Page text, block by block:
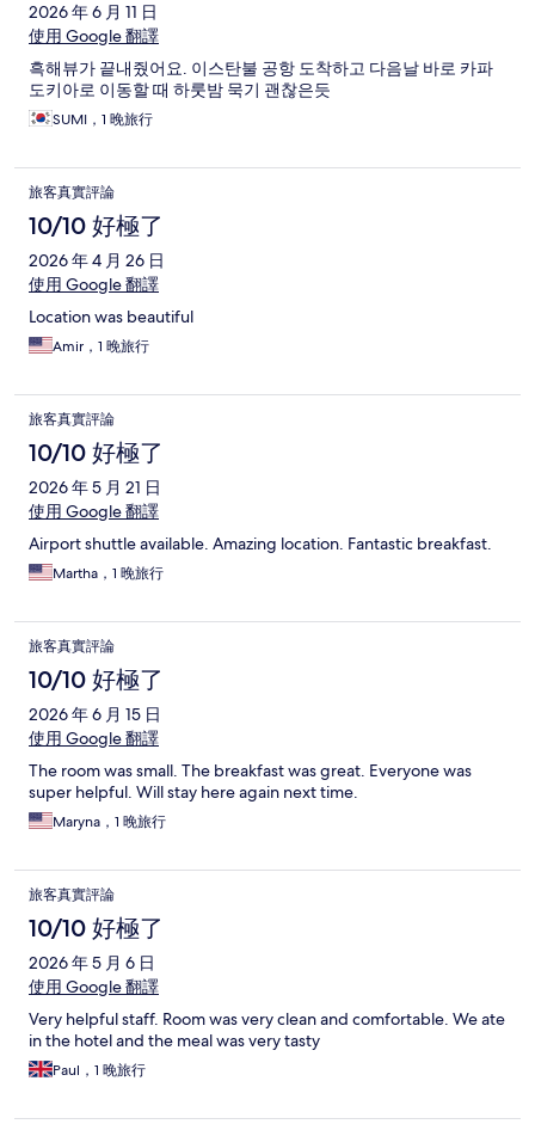
2026 年 6 月 11 日
使用 Google 翻譯
흑해뷰가 끝내줬어요. 이스탄불 공항 도착하고 다음날 바로 카파
도키아로 이동할 때 하룻밤 묵기 괜찮은듯
SUMI，1 晚旅行
旅客真實評論
10/10 好極了
2026 年 4 月 26 日
使用 Google 翻譯
Location was beautiful
Amir，1 晚旅行
旅客真實評論
10/10 好極了
2026 年 5 月 21 日
使用 Google 翻譯
Airport shuttle available. Amazing location. Fantastic breakfast.
Martha，1 晚旅行
旅客真實評論
10/10 好極了
2026 年 6 月 15 日
使用 Google 翻譯
The room was small. The breakfast was great. Everyone was
super helpful. Will stay here again next time.
Maryna，1 晚旅行
旅客真實評論
10/10 好極了
2026 年 5 月 6 日
使用 Google 翻譯
Very helpful staff. Room was very clean and comfortable. We ate
in the hotel and the meal was very tasty
Paul，1 晚旅行